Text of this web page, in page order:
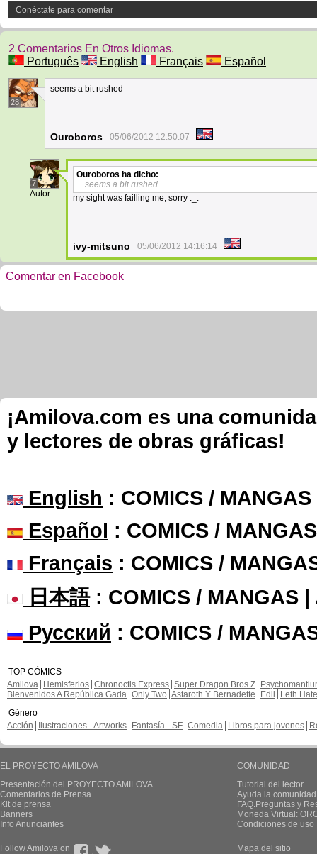
Conéctate para comentar
2 Comentarios En Otros Idiomas.
Português
English Français Español
28
seems a bit rushed
Ouroboros 05/06/2012 12:50:07
7
Autor
Ouroboros ha dicho:
seems a bit rushed
my sight was failling me, sorry ._.
ivy-mitsuno 05/06/2012 14:16:14
Comentar en Facebook
¡Amilova.com es una
y lectores de obras gráficas!
English : COMICS /
Español : COMICS /
Français : COMICS /
日本語: COMICS / MANGAS |
Русский : COMICS /
TOP CÓMICS
Amilova
Hemisferios Chronoctis Express Super Dragon Bros Z
Bienvenidos A República Gada Only Two Astaroth Y Bernadette Edil
Leth Hate
Género
Acción
Ilustraciones - Artworks Fantasía - SF Comedia Libros para jovenes
EL PROYECTO AMILOVA
Presentación del PROYECTO AMILOVA
Comentarios de Prensa
Kit de prensa
Banners
Info Anunciantes
COMUNIDAD
Tutorial del lector
Ayuda la
FAQ.Preguntas y
Moneda Virtual:
Condiciones de uso
Follow Amilova on Mapa del sitio